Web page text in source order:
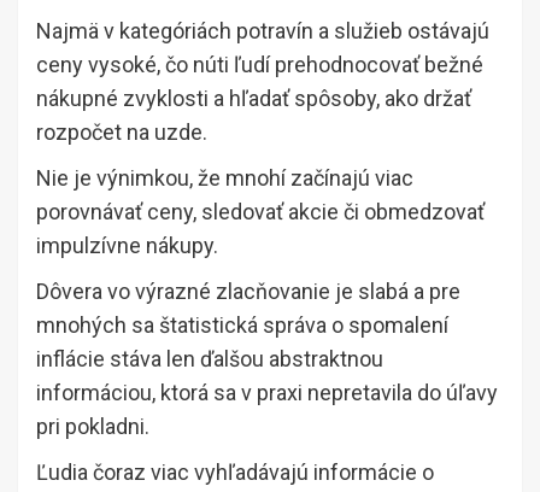
Najmä v kategóriách potravín a služieb ostávajú
ceny vysoké, čo núti ľudí prehodnocovať bežné
nákupné zvyklosti a hľadať spôsoby, ako držať
rozpočet na uzde.
Nie je výnimkou, že mnohí začínajú viac
porovnávať ceny, sledovať akcie či obmedzovať
impulzívne nákupy.
Dôvera vo výrazné zlacňovanie je slabá a pre
mnohých sa štatistická správa o spomalení
inflácie stáva len ďalšou abstraktnou
informáciou, ktorá sa v praxi nepretavila do úľavy
pri pokladni.
Ľudia čoraz viac vyhľadávajú informácie o